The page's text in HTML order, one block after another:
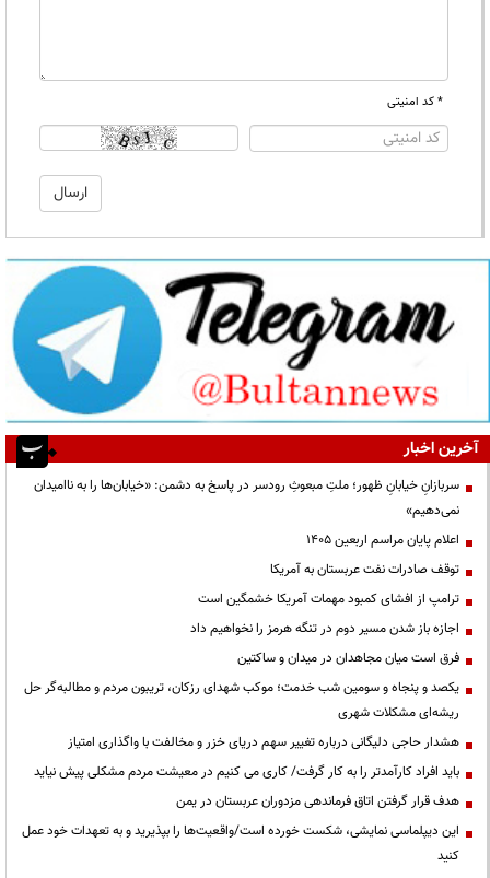
* کد امنیتی
آخرین اخبار
سربازانِ خیابانِ ظهور؛ ملتِ مبعوثِ رودسر در پاسخ به دشمن: «خیابان‌ها را به ناامیدان
نمی‌دهیم»
اعلام پایان مراسم اربعین ۱۴۰۵
توقف صادرات نفت عربستان به آمریکا
ترامپ از افشای کمبود مهمات آمریکا خشمگین است
اجازه باز شدن مسیر دوم در تنگه هرمز را نخواهیم داد
فرق است میان مجاهدان در میدان و ساکتین
یکصد و پنجاه و سومین شب خدمت؛ موکب شهدای رزکان، تریبون مردم و مطالبه‌گر حل
ریشه‌ای مشکلات شهری
هشدار حاجی دلیگانی درباره تغییر سهم دریای خزر و مخالفت با واگذاری امتیاز
باید افراد کارآمدتر را به کار گرفت/ کاری می کنیم در معیشت مردم مشکلی پیش نیاید
هدف قرار گرفتن اتاق‌ فرماندهی مزدوران عربستان در یمن
این دیپلماسی نمایشی، شکست خورده است/واقعیت‌ها را بپذیرید و به تعهدات خود عمل
کنید